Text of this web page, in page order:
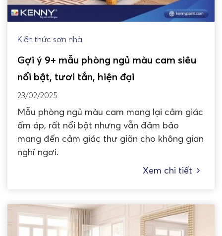
Kiến thức sơn nhà
Gợi ý 9+ mẫu phòng ngủ màu cam siêu
nổi bật, tươi tắn, hiện đại
23/02/2025
Mẫu phòng ngủ màu cam mang lại cảm giác
ấm áp, rất nổi bật nhưng vẫn đảm bảo
mang đến cảm giác thư giãn cho không gian
nghỉ ngơi.
Xem chi tiết